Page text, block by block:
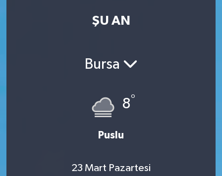
ŞU AN
Bursa
8°
Puslu
23 Mart Pazartesi